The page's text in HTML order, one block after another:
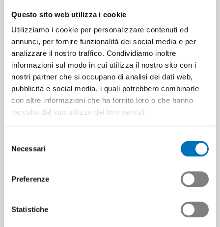
Questo sito web utilizza i cookie
Utilizziamo i cookie per personalizzare contenuti ed
annunci, per fornire funzionalità dei social media e per
analizzare il nostro traffico. Condividiamo inoltre
informazioni sul modo in cui utilizza il nostro sito con i
nostri partner che si occupano di analisi dei dati web,
pubblicità e social media, i quali potrebbero combinarle
con altre informazioni che ha fornito loro o che hanno
raccolto dal suo utilizzo dei loro servizi.
delNecessari
Preferenze
Statistiche